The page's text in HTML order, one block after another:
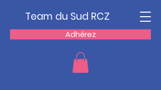
Adhérez
Team du Sud RCZ